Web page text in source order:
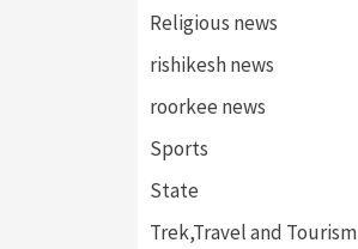
Religious news
rishikesh news
roorkee news
Sports
State
Trek,Travel and Tourism